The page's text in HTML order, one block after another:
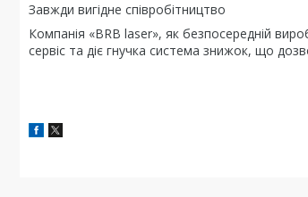
Завжди вигідне співробітництво
Компанія «BRB laser», як безпосередній
сервіс та діє гнучка система знижок, що